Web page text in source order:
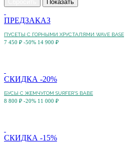
ПРЕДЗАКАЗ
ПУСЕТЫ С ГОРНЫМИ ХРУСТАЛЯМИ WAVE BASE
7 450 ₽ -50% 14 900 ₽
СКИДКА -20%
БУСЫ С ЖЕМЧУГОМ SURFER'S BABE
8 800 ₽ -20% 11 000 ₽
СКИДКА -15%